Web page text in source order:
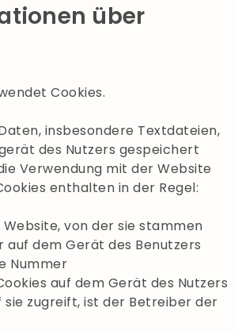
über
Cookies.
insbesondere Textdateien,
des Nutzers gespeichert
Verwendung mit der Website
enthalten in der Regel:
von der sie stammen
auf dem Gerät des Benutzers
Nummer
auf dem Gerät des Nutzers
zugreift, ist der Betreiber der